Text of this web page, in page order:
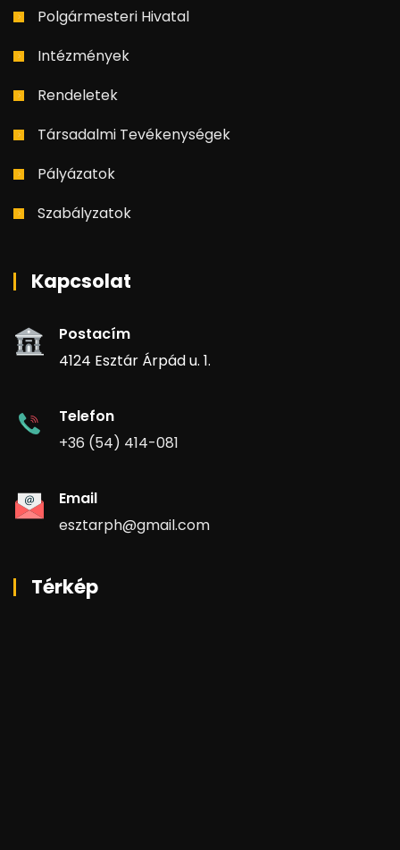
Polgármesteri Hivatal
Intézmények
Rendeletek
Társadalmi Tevékenységek
Pályázatok
Szabályzatok
Kapcsolat
Postacím
4124 Esztár Árpád u. 1.
Telefon
+36 (54) 414-081
Email
esztarph@gmail.com
Térkép